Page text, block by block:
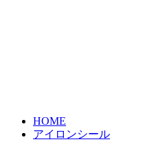
HOME
アイロンシール